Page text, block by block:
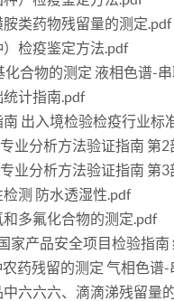
类药物残留量的测定.pdf
检疫鉴定方法.pdf
合物的测定 液相色谱-
统计指南.pdf
出入境检验检疫行业标
业分析方法验证指南 第
业分析方法验证指南 第
测 防水透湿性.pdf
多氟化合物的测定.pdf
家产品安全项目检验指
药残留的测定 气相色谱
六六六、滴滴涕残留量